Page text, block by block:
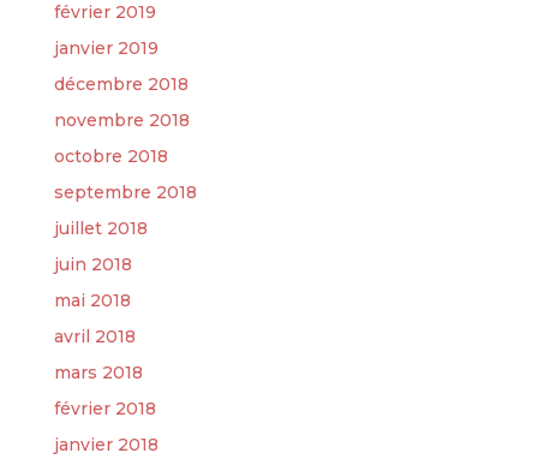
février 2019
janvier 2019
décembre 2018
novembre 2018
octobre 2018
septembre 2018
juillet 2018
juin 2018
mai 2018
avril 2018
mars 2018
février 2018
janvier 2018